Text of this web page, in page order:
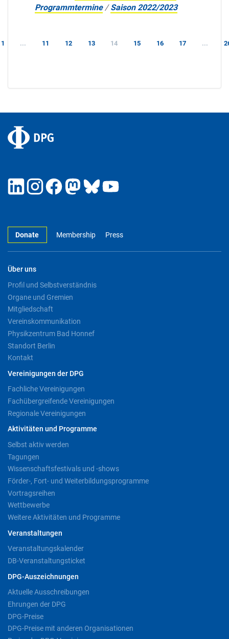
Programmtermine /Saison 2022/2023
1 ... 11 12 13 14 15 16 17 ...
Donate Membership Press
Über uns
Profil und Selbstverständnis
Organe und Gremien
Mitgliedschaft
Vereinskommunikation
Physikzentrum Bad Honnef
Standort Berlin
Kontakt
Vereinigungen der DPG
Fachliche Vereinigungen
Fachübergreifende Vereinigungen
Regionale Vereinigungen
Aktivitäten und Programme
Selbst aktiv werden
Tagungen
Wissenschaftsfestivals und -shows
Förder-, Fort- und Weiterbildungsprogramme
Vortragsreihen
Wettbewerbe
Weitere Aktivitäten und Programme
Veranstaltungen
Veranstaltungskalender
DB-Veranstaltungsticket
DPG-Auszeichnungen
Aktuelle Ausschreibungen
Ehrungen der DPG
DPG-Preise
DPG-Preise mit anderen Organisationen